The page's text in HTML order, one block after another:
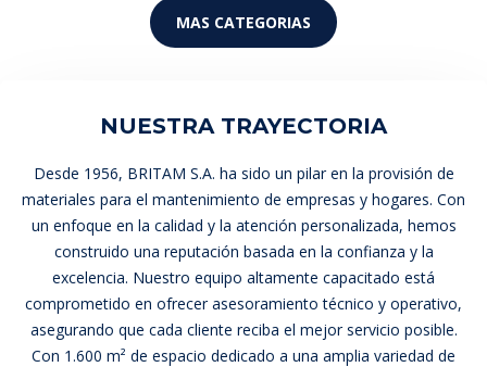
MAS CATEGORIAS
NUESTRA TRAYECTORIA
Desde 1956, BRITAM S.A. ha sido un pilar en la provisión de
materiales para el mantenimiento de empresas y hogares. Con
un enfoque en la calidad y la atención personalizada, hemos
construido una reputación basada en la confianza y la
excelencia. Nuestro equipo altamente capacitado está
comprometido en ofrecer asesoramiento técnico y operativo,
asegurando que cada cliente reciba el mejor servicio posible.
Con 1.600 m² de espacio dedicado a una amplia variedad de